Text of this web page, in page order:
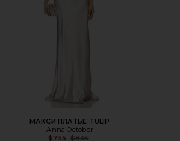
МАКСИ ПЛАТЬЕ TULIP
Anna October
$735 Previous price:
$835